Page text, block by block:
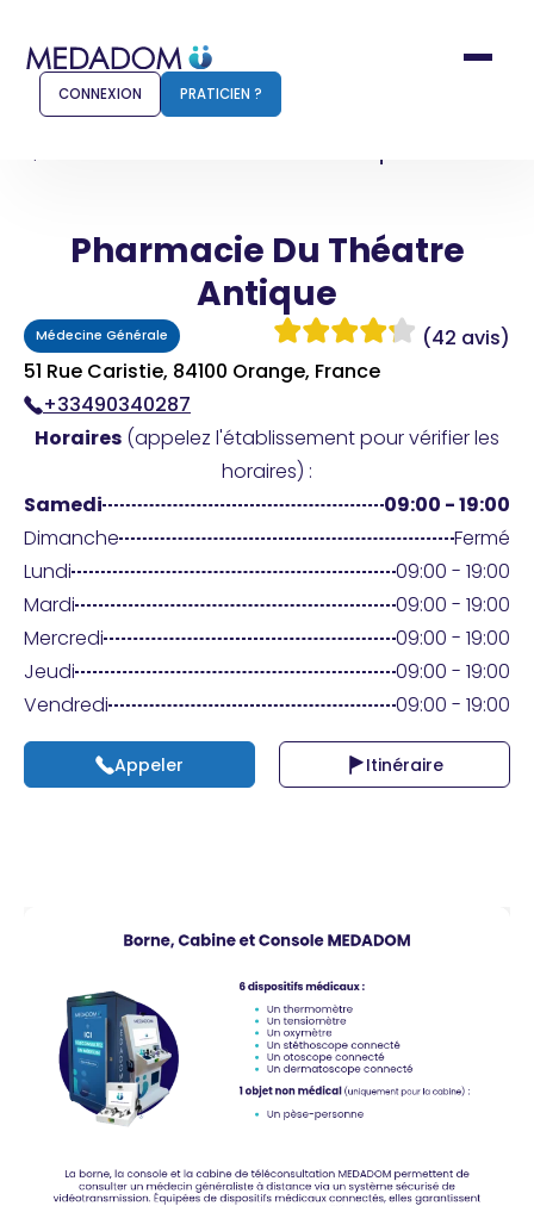
Comment ça marche ?
Pour les patients
Pharmacien
Connexion
Praticien ?
CONNEXION PRATICIEN ?
Pharmacie Du Théatre Antique
Pharmacie Du Théatre
Antique
Médecine Générale
(42 avis)
51 Rue Caristie, 84100 Orange, France
+33490340287
Horaires (appelez l'établissement pour vérifier les
horaires) :
Samedi
09:00 - 19:00
Dimanche
Fermé
Lundi
09:00 - 19:00
Mardi
09:00 - 19:00
Mercredi
09:00 - 19:00
Jeudi
09:00 - 19:00
Vendredi
09:00 - 19:00
Appeler Itinéraire